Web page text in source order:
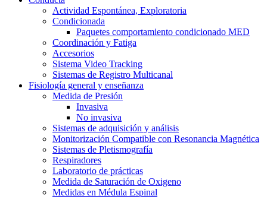
Actividad Espontánea, Exploratoria
Condicionada
Paquetes comportamiento condicionado MED
Coordinación y Fatiga
Accesorios
Sistema Video Tracking
Sistemas de Registro Multicanal
Fisiología general y enseñanza
Medida de Presión
Invasiva
No invasiva
Sistemas de adquisición y análisis
Monitorización Compatible con Resonancia Magnética
Sistemas de Pletismografía
Respiradores
Laboratorio de prácticas
Medida de Saturación de Oxigeno
Medidas en Médula Espinal